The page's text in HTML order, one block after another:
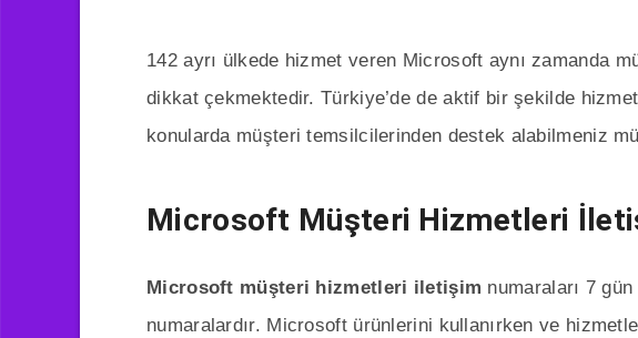
142 ayrı ülkede hizmet veren Microsoft aynı zamanda
dikkat çekmektedir. Türkiye’de de aktif bir şekilde
konularda müşteri temsilcilerinden destek alabilmeniz
Microsoft Müşteri Hizmetleri
Microsoft müşteri hizmetleri iletişim numaraları 7
numaralardır. Microsoft ürünlerini kullanırken ve